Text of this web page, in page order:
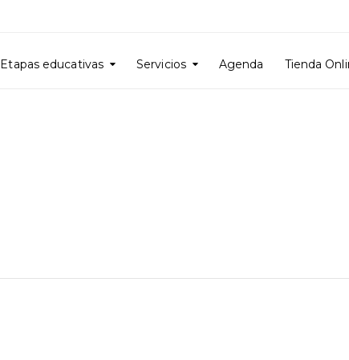
Etapas educativas Servicios Agenda Tienda